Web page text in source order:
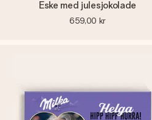
Eske med julesjokolade
659,00 kr